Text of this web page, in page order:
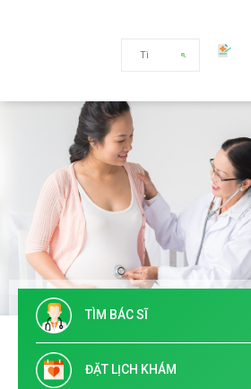
TÌM BÁC SĨ
ĐẶT LỊCH KHÁM